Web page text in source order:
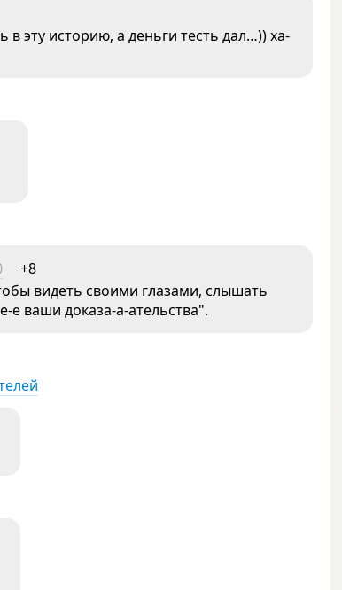
эту историю, а деньги тесть дал…)) ха-
+8
видеть своими глазами, слышать
ваши доказа-а-ательства".